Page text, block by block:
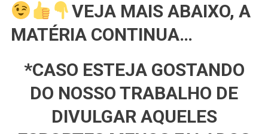
VEJA MAIS ABAIXO, A
MATÉRIA CONTINUA…
*CASO ESTEJA GOSTANDO
DO NOSSO TRABALHO DE
DIVULGAR AQUELES